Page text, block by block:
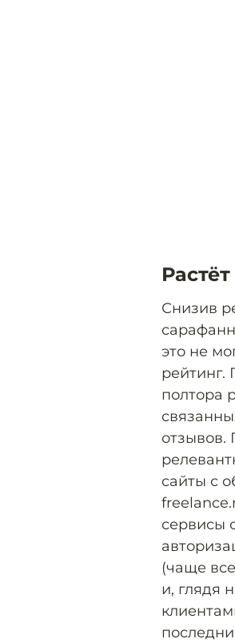
Снизив
это не
полтора
отзывов.
сайты с
сервисы
(чаще
и, глядя